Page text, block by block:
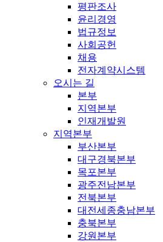
평판조사
윤리경영
법규정보
사회공헌
채용
전자계약시스템
오시는 길
본부
지역본부
인재개발원
지역본부
부산본부
대구경북본부
목포본부
광주전남본부
전북본부
대전세종충남본부
충북본부
강원본부